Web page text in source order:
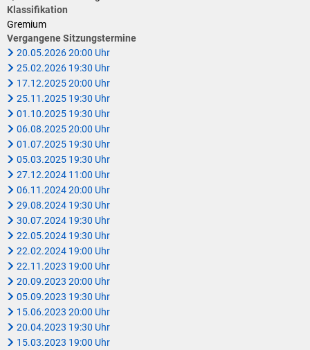
Klassifikation
Gremium
Vergangene Sitzungstermine
20.05.2026 20:00 Uhr
25.02.2026 19:30 Uhr
17.12.2025 20:00 Uhr
25.11.2025 19:30 Uhr
01.10.2025 19:30 Uhr
06.08.2025 20:00 Uhr
01.07.2025 19:30 Uhr
05.03.2025 19:30 Uhr
27.12.2024 11:00 Uhr
06.11.2024 20:00 Uhr
29.08.2024 19:30 Uhr
30.07.2024 19:30 Uhr
22.05.2024 19:30 Uhr
22.02.2024 19:00 Uhr
22.11.2023 19:00 Uhr
20.09.2023 20:00 Uhr
05.09.2023 19:30 Uhr
15.06.2023 20:00 Uhr
20.04.2023 19:30 Uhr
15.03.2023 19:00 Uhr